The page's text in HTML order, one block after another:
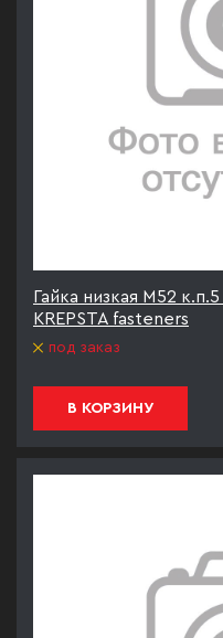
Гайка низкая М52
KREPSTA fasteners
под заказ
В КОРЗИНУ